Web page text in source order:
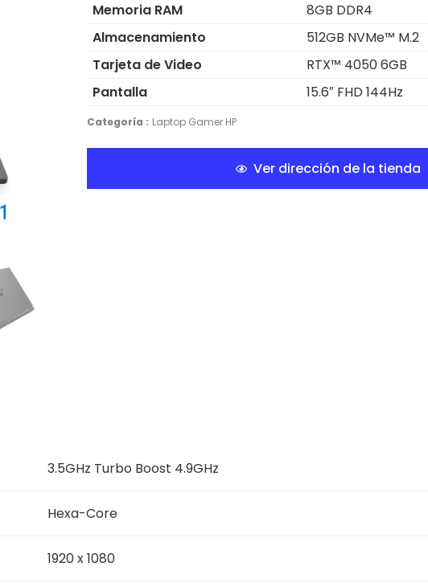
Memoria RAM
8GB DDR4
Almacenamiento
512GB NVMe™ M.2
Tarjeta de Video
RTX™ 4050 6GB
Pantalla
15.6″ FHD 144Hz
Categoría : Laptop Gamer HP
Ver dirección de la tienda
3.5GHz Turbo Boost 4.9GHz
Hexa-Core
1920 x 1080